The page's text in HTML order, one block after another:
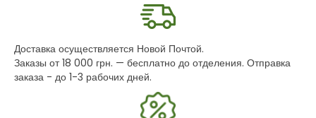
Доставка осуществляется Новой Почтой.
Заказы от 18 000 грн. — бесплатно до отделения. Отправка
заказа - до 1-3 рабочих дней.